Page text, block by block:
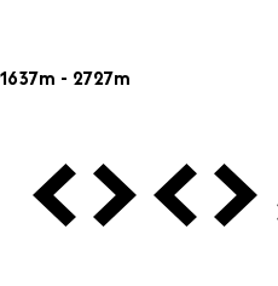
1637m - 2727m
Vorige VolgendeVorige